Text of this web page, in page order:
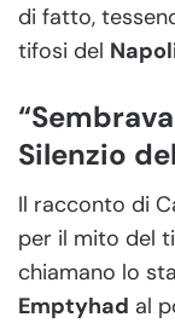
di fatto,
tifosi del
Silenzio
Il racconto di
per il mito del
chiamano lo
Emptyhad al